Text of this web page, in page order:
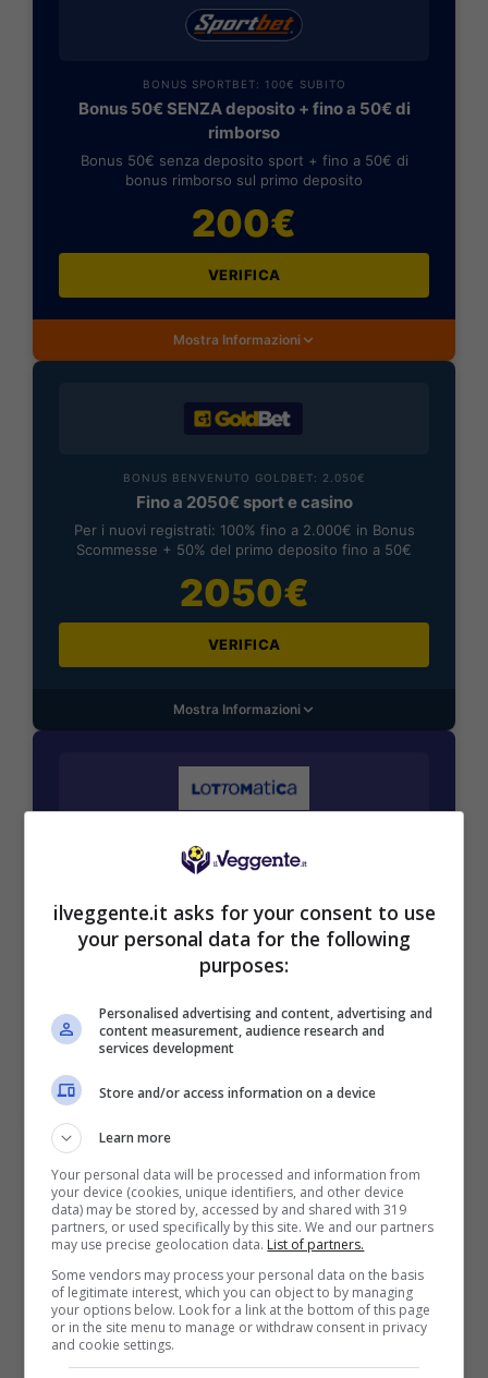
BONUS SPORTBET: 100€ SUBITO
Bonus 50€ SENZA deposito + fino a 50€ di
rimborso
Bonus 50€ senza deposito sport + fino a 50€ di
bonus rimborso sul primo deposito
200€
VERIFICA
Mostra Informazioni
BONUS BENVENUTO GOLDBET: 2.050€
Fino a 2050€ sport e casino
Per i nuovi registrati: 100% fino a 2.000€ in Bonus
Scommesse + 50% del primo deposito fino a 50€
2050€
VERIFICA
Mostra Informazioni
BONUS BENVENUTO LOTTOMATICA: 2050€
Fino a 2050€ bonus scommesse e sport
Bonus Scommesse + 100% fino a 2000€ in Bonus
Sport
2050€
VERIFICA
Mostra Informazioni
SNAI
Bonus Benvenuto Sport: fino a 1.000€
50% sul deposito fino a 50€
1000€
VERIFICA
ilveggente.it asks for your consent to use
your personal data for the following
purposes:
Personalised advertising and content, advertising and
content measurement, audience research and
services development
Store and/or access information on a device
Learn more
Your personal data will be processed and information from
your device (cookies, unique identifiers, and other device
data) may be stored by, accessed by and shared with 319
partners, or used specifically by this site. We and our partners
may use precise geolocation data. List of partners.
Some vendors may process your personal data on the basis
of legitimate interest, which you can object to by managing
your options below. Look for a link at the bottom of this page
or in the site menu to manage or withdraw consent in privacy
and cookie settings.